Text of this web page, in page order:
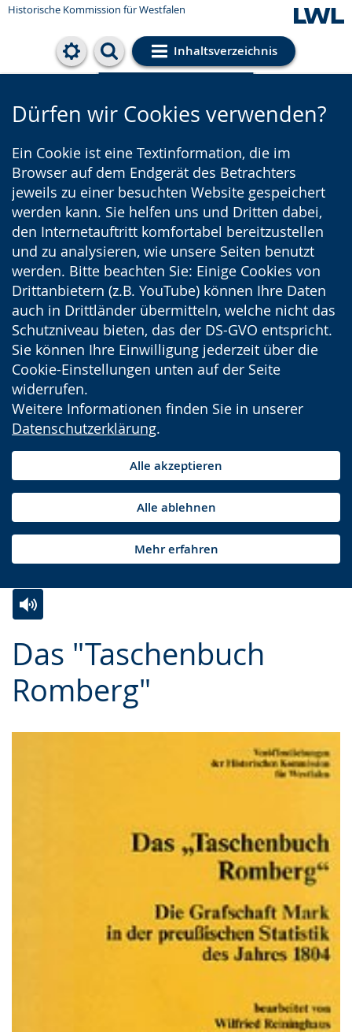
Historische Kommission für Westfalen
Inhaltsverzeichnis
Cookie-Einstellungen
Dürfen wir Cookies verwenden?
Ein Cookie ist eine Textinformation, die im
Browser auf dem Endgerät des Betrachters
jeweils zu einer besuchten Website gespeichert
werden kann. Sie helfen uns und Dritten dabei,
den Internetauftritt komfortabel bereitzustellen
und zu analysieren, wie unsere Seiten benutzt
werden. Bitte beachten Sie: Einige Cookies von
Drittanbietern (z.B. YouTube) können Ihre Daten
auch in Drittländer übermitteln, welche nicht das
Schutzniveau bieten, das der DS-GVO entspricht.
Sie können Ihre Einwilligung jederzeit über die
Cookie-Einstellungen unten auf der Seite
widerrufen.
Weitere Informationen finden Sie in unserer
Datenschutzerklärung.
Alle akzeptieren
Alle ablehnen
Mehr erfahren
Das "Taschenbuch
Romberg"
Leichten
Sprache
wechseln.
Audio-
Unterstützung.
Video
in
Deutscher